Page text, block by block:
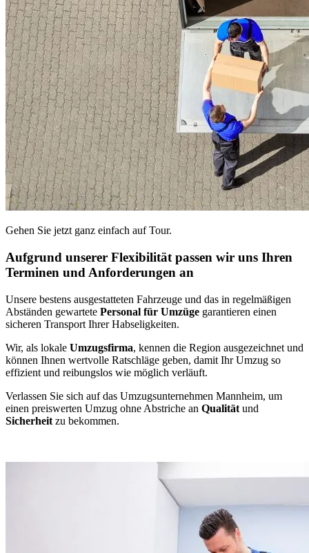
Gehen Sie jetzt ganz einfach auf Tour.
Aufgrund unserer Flexibilität passen wir uns Ihren
Terminen und Anforderungen an
Unsere bestens ausgestatteten Fahrzeuge und das in regelmäßigen
Abständen gewartete Personal für Umzüge garantieren einen
sicheren Transport Ihrer Habseligkeiten.
Wir, als lokale Umzugsfirma, kennen die Region ausgezeichnet und
können Ihnen wertvolle Ratschläge geben, damit Ihr Umzug so
effizient und reibungslos wie möglich verläuft.
Verlassen Sie sich auf das Umzugsunternehmen Mannheim, um
einen preiswerten Umzug ohne Abstriche an Qualität und
Sicherheit zu bekommen.